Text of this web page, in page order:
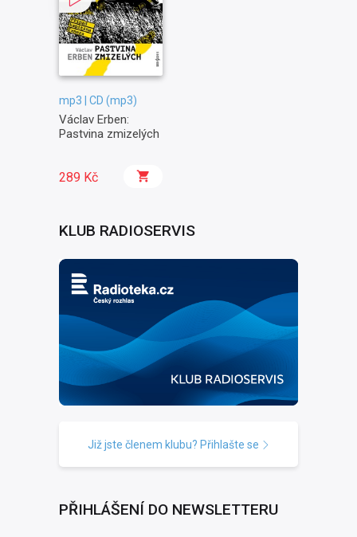
mp3 | CD (mp3)
Václav Erben:
Pastvina zmizelých
289 Kč
KLUB RADIOSERVIS
Již jste členem klubu? Přihlašte se
PŘIHLÁŠENÍ DO NEWSLETTERU